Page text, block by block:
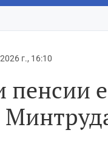
г., 16:10
пенсии